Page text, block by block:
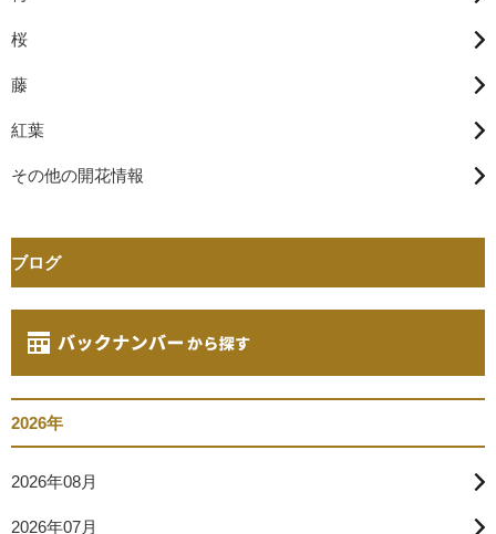
桜
藤
紅葉
その他の開花情報
ブログ
2026年
2026年08月
2026年07月